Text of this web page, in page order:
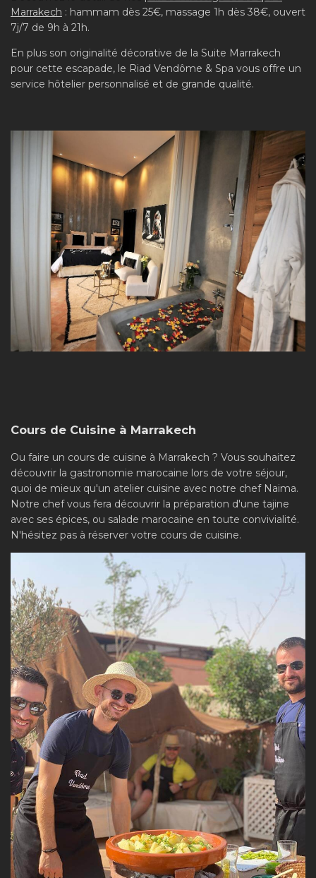
Marrakech : hammam dès 25€, massage 1h dès 38€, ouvert
7j/7 de 9h à 21h.
En plus son originalité décorative de la Suite Marrakech
pour cette escapade, le Riad Vendôme & Spa vous offre un
service hôtelier personnalisé et de grande qualité.
Cours de Cuisine à Marrakech
Ou faire un cours de cuisine à Marrakech ? Vous souhaitez
découvrir la gastronomie marocaine lors de votre séjour,
quoi de mieux qu'un atelier cuisine avec notre chef Naima.
Notre chef vous fera découvrir la préparation d'une tajine
avec ses épices, ou salade marocaine en toute convivialité.
N'hésitez pas à réserver votre cours de cuisine.